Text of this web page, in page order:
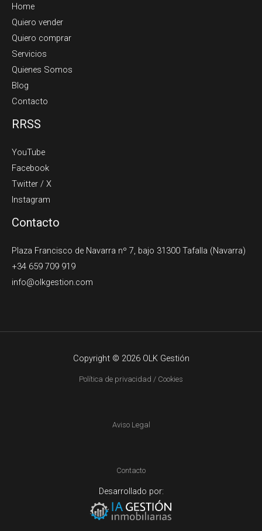
Home
Quiero vender
Quiero comprar
Servicios
Quienes Somos
Blog
Contacto
RRSS
YouTube
Facebook
Twitter / X
Instagram
Contacto
Plaza Francisco de Navarra nº 7, bajo 31300 Tafalla (Navarra)
+34 659 709 919
info@olkgestion.com
Copyright © 2026 OLK Gestión
Política de privacidad / Cookies
Aviso Legal
Contacto
Desarrollado por: